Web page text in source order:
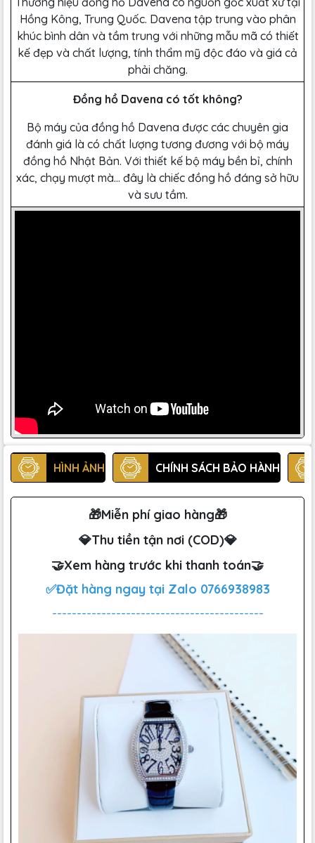
Hồng Kông, Trung Quốc. Davena tập trung vào phân
khúc bình dân và tầm trung với những mẫu mã có thiết
kế đẹp và chất lượng, tính thẩm mỹ độc đáo và giá cả
phải chăng.
Đồng hồ Davena có tốt không?
Bộ máy của đồng hồ Davena được các chuyên gia
đánh giá là có chất lượng tương đương với bộ máy
đồng hồ Nhật Bản. Với thiết kế bộ máy bền bỉ, chính
xác, chạy mượt mà… đây là chiếc đồng hồ đáng sở hữu
và sưu tầm.
HÌNH ẢNH CHÍNH SÁCH BẢO HÀNH
🎁Miễn phí giao hàng🎁
💎Thu tiền tận nơi (COD)💎
🤝Xem hàng trước khi thanh toán🤝
✅Đặt hàng ngay tại Zalo 0766938983
-------------------------------------------